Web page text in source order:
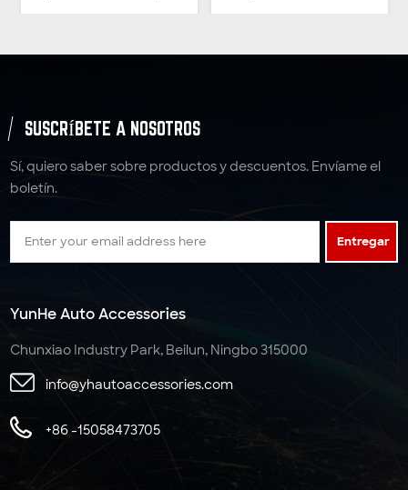
SUSCRÍBETE A NOSOTROS
Sí, quiero saber sobre productos y descuentos. Envíame el
boletín.
Entregar
YunHe Auto Accessories
Chunxiao Industry Park, Beilun, Ningbo 315000
info@yhautoaccessories.com
+86 -15058473705